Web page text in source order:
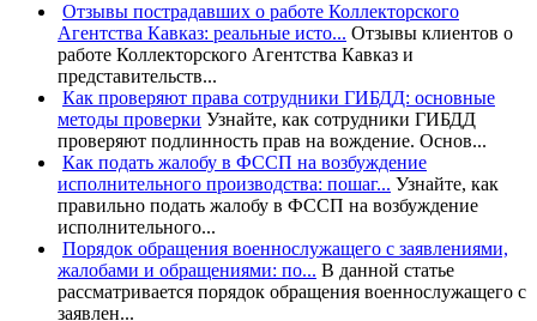
Отзывы пострадавших о работе Коллекторского
Агентства Кавказ: реальные исто... Отзывы клиентов о
работе Коллекторского Агентства Кавказ и
представительств...
Как проверяют права сотрудники ГИБДД: основные
методы проверки Узнайте, как сотрудники ГИБДД
проверяют подлинность прав на вождение. Основ...
Как подать жалобу в ФССП на возбуждение
исполнительного производства: пошаг... Узнайте, как
правильно подать жалобу в ФССП на возбуждение
исполнительного...
Порядок обращения военнослужащего с заявлениями,
жалобами и обращениями: по... В данной статье
рассматривается порядок обращения военнослужащего с
заявлен...